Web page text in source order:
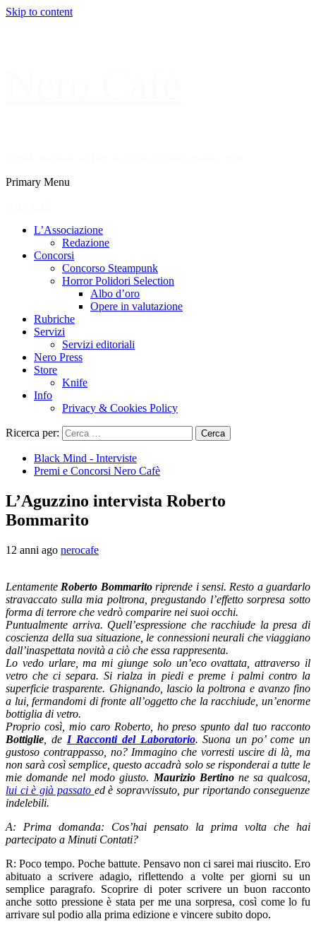
Skip to content
Primary Menu
L’Associazione
Redazione
Concorsi
Concorso Steampunk
Horror Polidori Selection
Albo d’oro
Opere in valutazione
Rubriche
Servizi
Servizi editoriali
Nero Press
Store
Knife
Info
Privacy & Cookies Policy
Ricerca per:
Black Mind - Interviste
Premi e Concorsi Nero Cafè
L’Aguzzino intervista Roberto
Bommarito
12 anni ago nerocafe
Lentamente Roberto Bommaritoriprende i sensi. Resto a guardarlo
stravaccato sulla mia poltrona, pregustando l’effetto sorpresa sotto
forma di terrore che vedrò comparire nei suoi occhi.
Puntualmente arriva. Quell’espressione che racchiude la presa di
coscienza della sua situazione, le connessioni neurali che viaggiano
dall’inaspettata novità a ciò che essa rappresenta.
Lo vedo urlare, ma mi giunge solo un’eco ovattata, attraverso il
vetro che ci separa. Si rialza in piedi e preme i palmi contro la
superficie trasparente. Ghignando, lascio la poltrona e avanzo fino
a lui, fermandomi di fronte all’oggetto che la racchiude, un’enorme
bottiglia di vetro.
Proprio così, mio caro Roberto, ho preso spunto dal tuo racconto
Bottiglie , de I Racconti del Laboratorio. Suona un po’ come un
gustoso contrappasso, no? Immagino che vorresti uscire di là, ma
non sarà così semplice, questo accadrà solo se risponderai a tutte le
mie domande nel modo giusto. Maurizio Bertinone sa qualcosa,
lui ci è già passato ed è sopravvissuto, pur riportando conseguenze
indelebili.
A: Prima domanda: Cos’hai pensato la prima volta che hai
partecipato a Minuti Contati?
R: Poco tempo. Poche battute. Pensavo non ci sarei mai riuscito. Ero
abituato a scrivere adagio, riflettendo a volte per giorni su un
semplice paragrafo. Scoprire di poter scrivere un buon racconto
anche sotto pressione è stata per me una sorpresa, così come lo fu
arrivare sul podio alla prima edizione e vincere subito dopo.